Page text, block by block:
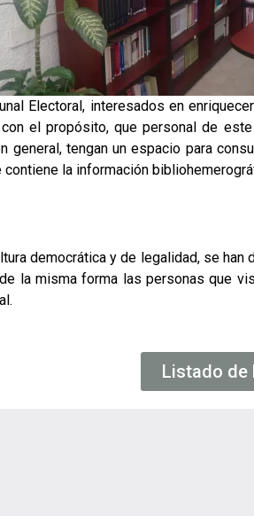
Electoral, interesados en
el propósito, que personal de
tengan un espacio para
la información
democrática y de legalidad, se
la misma forma las personas que
Listado de